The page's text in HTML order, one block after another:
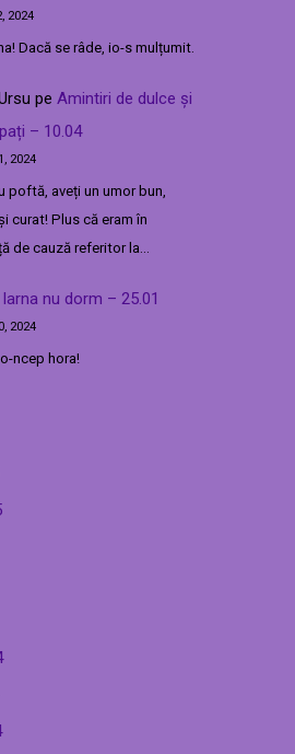
2024
Dacă se râde, io-s mulțumit.
pe Amintiri de dulce și
– 10.04
2024
poftă, aveți un umor bun,
curat! Plus că eram în
de cauză referitor la…
Iarna nu dorm – 25.01
2024
ncep hora!